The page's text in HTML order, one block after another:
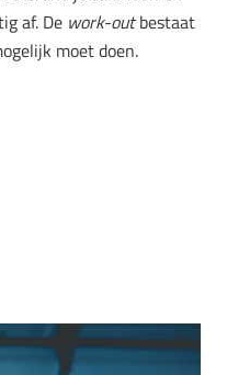
af. De work-outbestaat
moet doen.